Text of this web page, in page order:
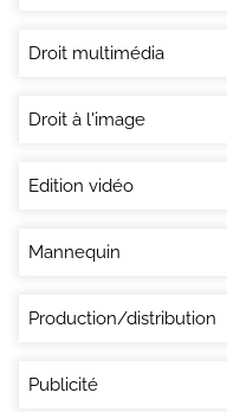
Droit multimédia
Droit à l'image
Edition vidéo
Mannequin
Production/distribution
Publicité